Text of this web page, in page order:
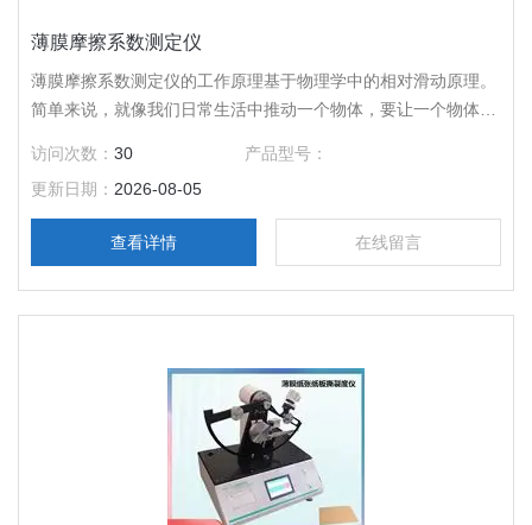
薄膜摩擦系数测定仪
薄膜摩擦系数测定仪的工作原理基于物理学中的相对滑动原理。
简单来说，就像我们日常生活中推动一个物体，要让一个物体在
访问次数：30
产品型号：
更新日期： 2026-08-05
查看详情 在线留言